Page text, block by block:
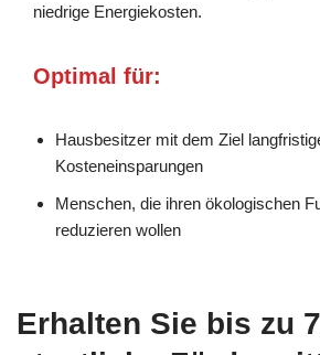
niedrige Energiekosten.
Optimal für:
Hausbesitzer mit dem Ziel
Kosteneinsparungen
Menschen, die ihren ökologischen
reduzieren wollen
Erhalten Sie bis zu